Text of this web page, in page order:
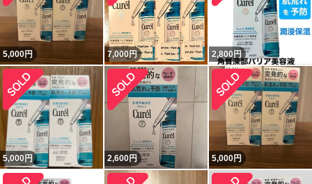
5,000円 7,000円 2,800円
5,000円 2,600円 5,000円